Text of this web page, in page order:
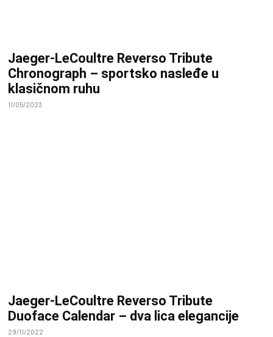
Jaeger-LeCoultre Reverso Tribute
Chronograph – sportsko nasleđe u
klasičnom ruhu
11/05/2023
Jaeger-LeCoultre Reverso Tribute
Duoface Calendar – dva lica elegancije
29/11/2022